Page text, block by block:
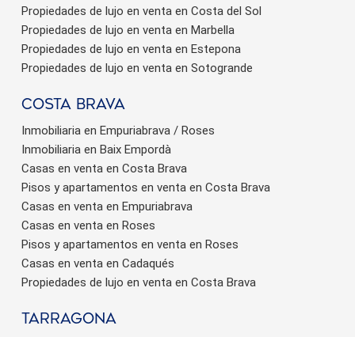
Propiedades de lujo en venta en Costa del Sol
Propiedades de lujo en venta en Marbella
Propiedades de lujo en venta en Estepona
Propiedades de lujo en venta en Sotogrande
Costa brava
Inmobiliaria en Empuriabrava / Roses
Inmobiliaria en Baix Empordà
Casas en venta en Costa Brava
Pisos y apartamentos en venta en Costa Brava
Casas en venta en Empuriabrava
Casas en venta en Roses
Pisos y apartamentos en venta en Roses
Casas en venta en Cadaqués
Propiedades de lujo en venta en Costa Brava
Tarragona